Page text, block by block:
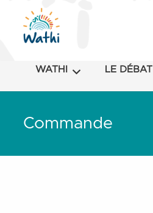
WATHI LE DÉBAT
Commande